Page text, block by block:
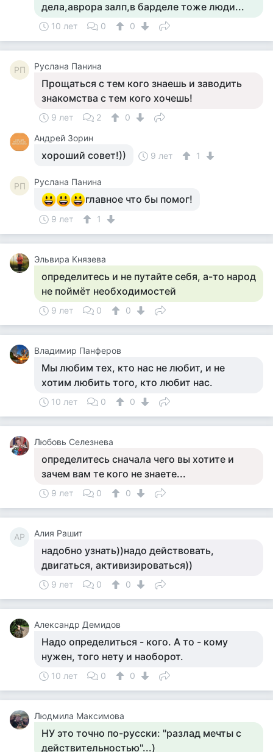
дела,аврора залп,в барделе тоже люди...
10 лет 0 0
РП Руслана Панина
Прощаться с тем кого знаешь и заводить
знакомства с тем кого хочешь!
9 лет 2
0
Андрей Зорин
хороший совет!)) 9 лет 1
РП Руслана Панина
главное что бы помог!
9 лет 1
Эльвира Князева
определитесь и не путайте себя, а-то народ
не поймёт необходимостей
9 лет 0 0
Владимир Панферов
Мы любим тех, кто нас не любит, и не
хотим любить того, кто любит нас.
10 лет 0 0
Любовь Селезнева
определитесь сначала чего вы хотите и
зачем вам те кого не знаете...
9 лет 0 0
АР Алия Рашит
надобно узнать))надо действовать,
двигаться, активизироваться))
9 лет 0 0
Александр Демидов
Надо определиться - кого. А то - кому
нужен, того нету и наоборот.
10 лет 0 0
Людмила Максимова
НУ это точно по-русски: "разлад мечты с
действительностью"...)